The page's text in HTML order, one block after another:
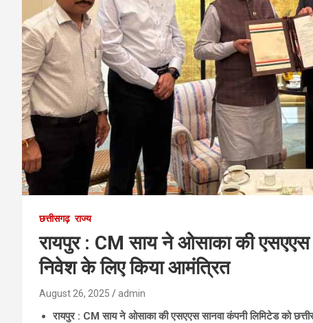
छत्तीसगढ़ राज्य
रायपुर : CM साय ने ओसाका की एसएएस
निवेश के लिए किया आमंत्रित
August 26, 2025 admin
रायपुर : CM साय ने ओसाका की एसएएस सानवा कंपनी लिमिटेड को